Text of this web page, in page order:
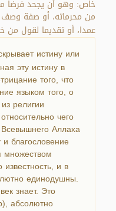
خاص: وهو أن يجحد فرضا
من محرماته، أو صفة وصف
عمدا، أو تقديما لقول من
истину или
эту истину в
того, что
языком того, о
религии
чего
Аллаха
благословение
множеством
и в
единодушны.
знает. Это
абсолютно